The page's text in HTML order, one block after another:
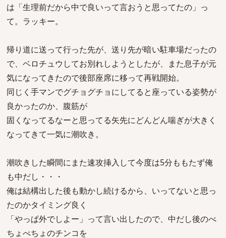
は「生理前だから中で良いって言おうと思ってたの」っ
て。ラッキー。
帰り道に送って行った先が、送り先が暗い駐車場だったの
で、ベロチュウしてお別れしようとしたが、また息子が元
気になってきたので後部座席に移って再戦開始。
同じく手マンでグチョグチョにしてると座っている姿勢が
良かったのか、腹筋が
固くなってるなーと思ってる矢先にどんどん喘ぎが大きく
なってきて一気に潮吹き。
潮吹きした瞬間にまた速攻挿入して今度は5分ももたず俺
も中だし・・・
俺は結構出した後も動かし続けるから、いってないと思っ
たのかタイミング良く
「やっぱ外でしよー」って言い出したので、中だし後のべ
ちょべちょのチンコを